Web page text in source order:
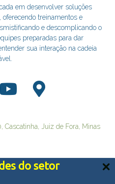
do setor
em desenvolver soluções
treinamentos e
e descomplicando o
preparadas para dar
sua interação na cadeia
Cascatinha, Juiz de Fora, Minas
tecnologias semelhantes